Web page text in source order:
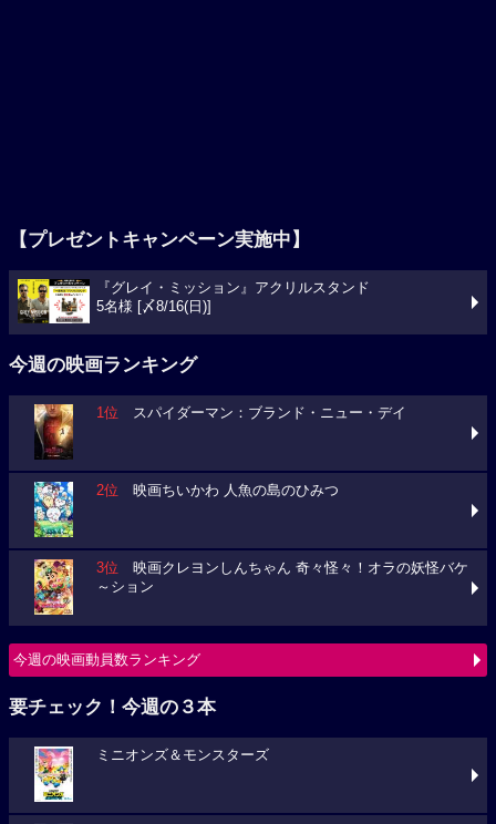
【プレゼントキャンペーン実施中】
『グレイ・ミッション』アクリルスタンド
5名様 [〆8/16(日)]
今週の映画ランキング
1位 スパイダーマン：ブランド・ニュー・デイ
2位 映画ちいかわ 人魚の島のひみつ
3位 映画クレヨンしんちゃん 奇々怪々！オラの妖怪バケ
～ション
今週の映画動員数ランキング
要チェック！今週の３本
ミニオンズ＆モンスターズ